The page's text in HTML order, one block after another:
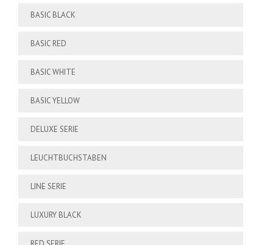
BASIC BLACK
BASIC RED
BASIC WHITE
BASIC YELLOW
DELUXE SERIE
LEUCHTBUCHSTABEN
LINE SERIE
LUXURY BLACK